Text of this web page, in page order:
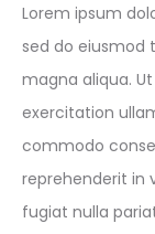
Lorem ipsum
sed do eiusmod
magna aliqua.
exercitation
commodo
reprehenderit in
fugiat nulla